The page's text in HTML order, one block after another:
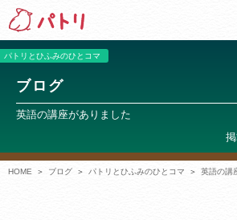
パトリとひふみのひとコマ
ブログ
英語の講座がありました
HOME ブログ パトリとひふみのひとコマ 英語の講